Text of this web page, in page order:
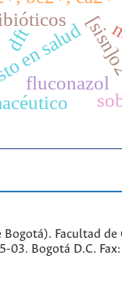
en salud
dft
fluconazol
Facultad de
03. Bogotá D.C.